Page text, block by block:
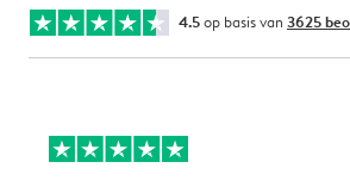
4.5op basis van 3625